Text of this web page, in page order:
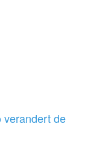
verandert de